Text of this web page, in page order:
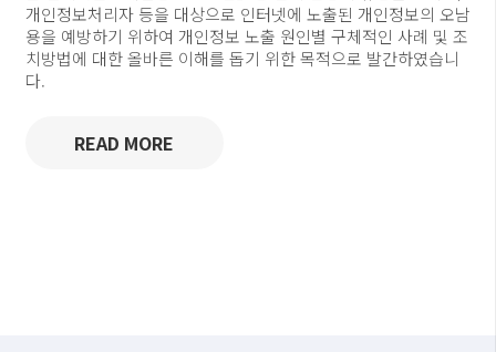
개인정보처리자 등을 대상으로 인터넷에 노출된 개인정보의 오남
용을 예방하기 위하여 개인정보 노출 원인별 구체적인 사례 및 조
치방법에 대한 올바른 이해를 돕기 위한 목적으로 발간하였습니
다.
READ MORE